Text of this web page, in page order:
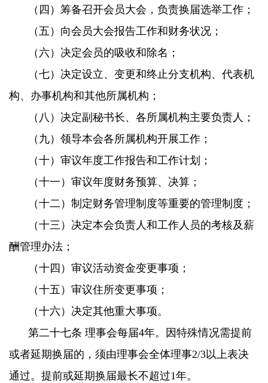
（四）筹备召开会员大会，负责换届选举工作；
（五）向会员大会报告工作和财务状况；
（六）决定会员的吸收和除名；
（七）决定设立、变更和终止分支机构、代表机
构、办事机构和其他所属机构；
（八）决定副秘书长、各所属机构主要负责人；
（九）领导本会各所属机构开展工作；
（十）审议年度工作报告和工作计划；
（十一）审议年度财务预算、决算；
（十二）制定财务管理制度等重要的管理制度；
（十三）决定本会负责人和工作人员的考核及薪
酬管理办法；
（十四）审议活动资金变更事项；
（十五）审议住所变更事项；
（十六）决定其他重大事项。
第二十七条 理事会每届4年。因特殊情况需提前
或者延期换届的，须由理事会全体理事2/3以上表决
通过。提前或延期换届最长不超过1年。